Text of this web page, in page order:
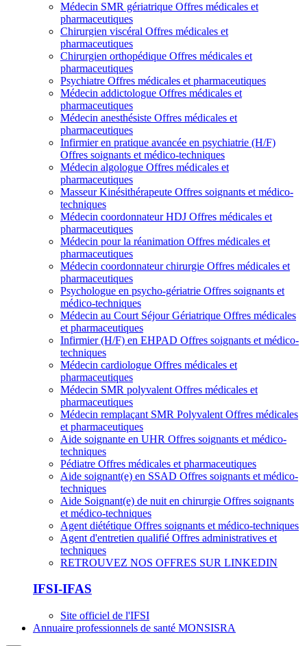
Médecin SMR gériatrique Offres médicales et
pharmaceutiques
Chirurgien viscéral Offres médicales et
pharmaceutiques
Chirurgien orthopédique Offres médicales et
pharmaceutiques
Psychiatre Offres médicales et pharmaceutiques
Médecin addictologue Offres médicales et
pharmaceutiques
Médecin anesthésiste Offres médicales et
pharmaceutiques
Infirmier en pratique avancée en psychiatrie (H/F)
Offres soignants et médico-techniques
Médecin algologue Offres médicales et
pharmaceutiques
Masseur Kinésithérapeute Offres soignants et médico-
techniques
Médecin coordonnateur HDJ Offres médicales et
pharmaceutiques
Médecin pour la réanimation Offres médicales et
pharmaceutiques
Médecin coordonnateur chirurgie Offres médicales et
pharmaceutiques
Psychologue en psycho-gériatrie Offres soignants et
médico-techniques
Médecin au Court Séjour Gériatrique Offres médicales
et pharmaceutiques
Infirmier (H/F) en EHPAD Offres soignants et médico-
techniques
Médecin cardiologue Offres médicales et
pharmaceutiques
Médecin SMR polyvalent Offres médicales et
pharmaceutiques
Médecin remplaçant SMR Polyvalent Offres médicales
et pharmaceutiques
Aide soignante en UHR Offres soignants et médico-
techniques
Pédiatre Offres médicales et pharmaceutiques
Aide soignant(e) en SSAD Offres soignants et médico-
techniques
Aide Soignant(e) de nuit en chirurgie Offres soignants
et médico-techniques
Agent diététique Offres soignants et médico-techniques
Agent d'entretien qualifié Offres administratives et
techniques
RETROUVEZ NOS OFFRES SUR LINKEDIN
IFSI-IFAS
Site officiel de l'IFSI
Annuaire professionnels de santé MONSISRA